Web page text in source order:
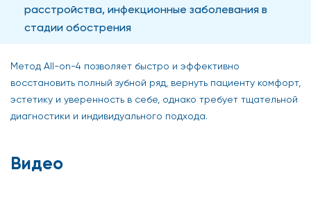
расстройства, инфекционные заболевания в
стадии обострения
Метод All-on-4 позволяет быстро и эффективно
восстановить полный зубной ряд, вернуть пациенту комфорт,
эстетику и уверенность в себе, однако требует тщательной
диагностики и индивидуального подхода.
Видео